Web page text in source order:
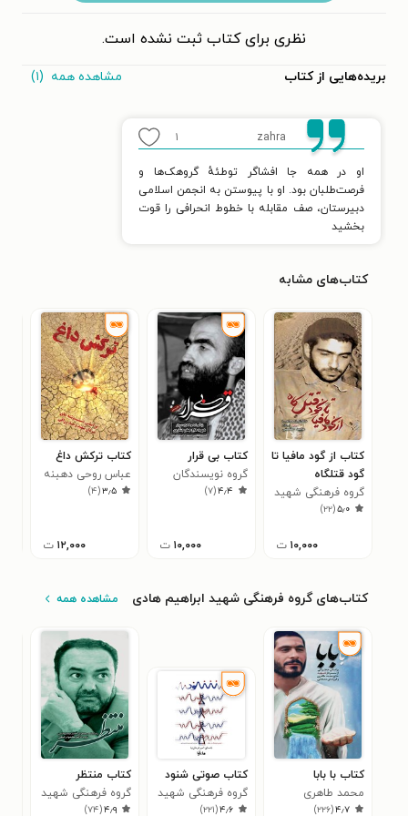
نظری برای کتاب ثبت نشده است.
بریده‌هایی از کتاب مشاهده همه (۱)
zahra ۱
او در همه جا افشاگر توطئهٔ گروهک‌ها و
فرصت‌طلبان بود. او با پیوستن به انجمن اسلامی
دبیرستان، صف مقابله با خطوط انحرافی را قوت
بخشید
کتاب‌های مشابه
کتاب از گود مافیا تا
گود قتلگاه
گروه فرهنگی شهید
ابراهیم هادی
۵٫۰(۲۲)
۱۰,۰۰۰ ت
کتاب بی قرار
گروه نویسندگان
۴٫۴(۷)
۱۰,۰۰۰ ت
کتاب ترکش داغ
عباس روحی دهبنه
۳٫۵(۴)
۱۲,۰۰۰ ت
کتاب‌های گروه فرهنگی شهید ابراهیم هادی مشاهده همه
کتاب با بابا
محمد طاهری
۴٫۷(۲۲۶)
کتاب صوتی شنود
گروه فرهنگی شهید
ابراهیم هادی
۴٫۶(۲۲۱)
کتاب منتظر
گروه فرهنگی شهید
ابراهیم هادی
۴٫۹(۷۴)